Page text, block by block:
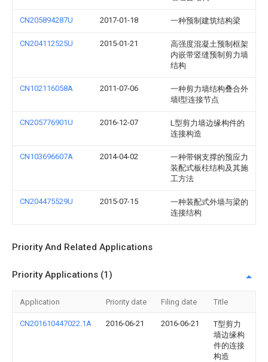
CN205894287U 2017-01-18 一种预制建筑结构梁
CN204112525U 2015-01-21
高强度混凝土预制框架
内嵌带竖缝预制剪力墙
结构
CN102116058A 2011-07-06
一种剪力墙结构叠合外
墙l型连接节点
CN205776901U 2016-12-07
L型剪力墙边缘构件的
连接构造
CN103696607A 2014-04-02
一种带钢支撑的预应力
装配式板柱结构及其施
工方法
CN204475529U 2015-07-15
一种装配式外墙与梁的
连接结构
Priority And Related Applications
Priority Applications (1)
Application Priority date Filing date Title
CN201610447022.1A 2016-06-21 2016-06-21
T型剪力
墙边缘构
件的连接
构造